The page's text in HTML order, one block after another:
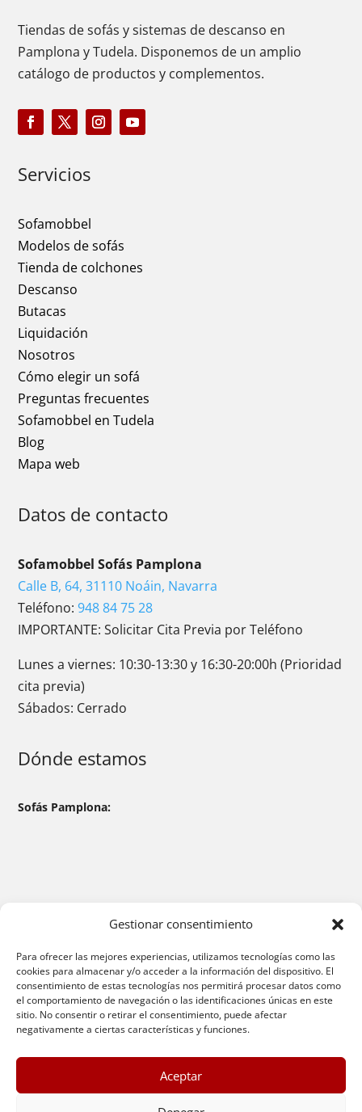
Gestionar consentimiento
Para ofrecer las mejores experiencias, utilizamos tecnologías como las
cookies para almacenar y/o acceder a la información del dispositivo. El
consentimiento de estas tecnologías nos permitirá procesar datos como
el comportamiento de navegación o las identificaciones únicas en este
sitio. No consentir o retirar el consentimiento, puede afectar
negativamente a ciertas características y funciones.
Aceptar
Tiendas de sofás y sistemas de descanso en
Pamplona y Tudela. Disponemos de un amplio
catálogo de productos y complementos.
Servicios
Sofamobbel
Modelos de sofás
Tienda de colchones
Descanso
Butacas
Liquidación
Nosotros
Cómo elegir un sofá
Preguntas frecuentes
Sofamobbel en Tudela
Blog
Mapa web
Datos de contacto
Sofamobbel Sofás Pamplona
Calle B, 64, 31110 Noáin, Navarra
Teléfono:948 84 75 28
IMPORTANTE: Solicitar Cita Previa por Teléfono
Lunes a viernes: 10:30-13:30 y 16:30-20:00h (Prioridad
cita previa)
Sábados: Cerrado
Dónde estamos
Sofás Pamplona:
© 2026 Sofas Pamplona |Aviso Legal
Política de Cookies